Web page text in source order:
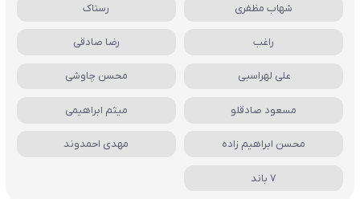
شهاب مظفری رستاک
راغب رضا صادقی
علی لهراسبی محسن چاوشی
مسعود صادقلو میثم ابراهیمی
محسن ابراهیم زاده مهدی احمدوند
7 باند